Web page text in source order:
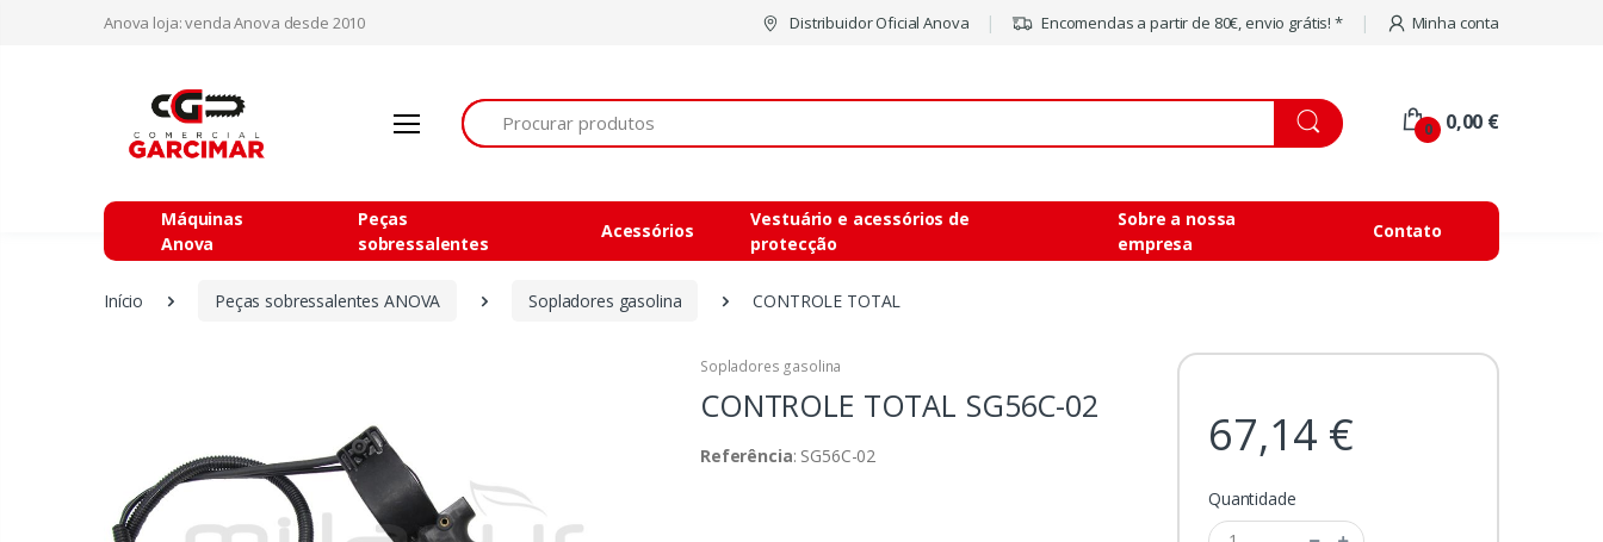
Anova loja: venda Anova desde 2010 Distribuidor Oficial Anova Encomendas a partir de 80€, envio grátis! * Minha conta
Procurar
0 0,00 €
Máquinas
Anova
Peças
sobressalentes
Acessórios
Vestuário e acessórios de
protecção
Sobre a nossa
empresa
Contato
Início Peças sobressalentes ANOVA Sopladores gasolina CONTROLE TOTAL
Sopladores gasolina
CONTROLE TOTAL SG56C-02
Referência: SG56C-02 67,14 €
Quantidade